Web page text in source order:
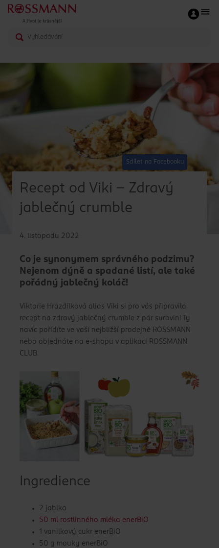
Recept od Viki - Zdravý
jablečný crumble
Sdílet na Facebooku
4. listopadu 2022
Co je synonymem správného podzimu?
Nejenom dýně a spadané listí, ale také
pořádný jablečný koláč!
Viktorie Hrazdílková alias Viki si pro vás připravila
recept na zdravý jablečný crumble z pár surovin! Ty
navíc pořídíte ve vaší nejbližší prodejně ROSSMANN
nebo objednáte na e-shopu v aplikaci ROSSMANN
CLUB.
Ingredience
2 jablka
50 ml rostlinného mléka enerBiO
1 vanilkový cukr enerBiO
50 g mouky enerBiO